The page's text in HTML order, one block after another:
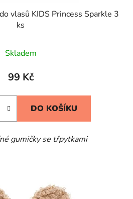
vlasů KIDS Princess Sparkle 3
ks
Skladem
99 Kč
DO KOŠÍKU
gumičky se třpytkami